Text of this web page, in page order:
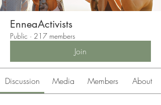
EnneaActivists
Public · 217 members
Join
Discussion Media Members About